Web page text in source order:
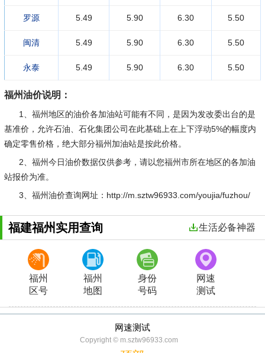
罗源 5.49 5.90 6.30 5.50
闽清 5.49 5.90 6.30 5.50
永泰 5.49 5.90 6.30 5.50
福州油价说明：
1、福州地区的油价各加油站可能有不同，是因为发改委出台的是
基准价，允许石油、石化集团公司在此基础上在上下浮动5%的幅度内
确定零售价格，绝大部分福州加油站是按此价格。
2、福州今日油价数据仅供参考，请以您福州市所在地区的各加油
站报价为准。
3、福州油价查询网址：http://m.sztw96933.com/youjia/fuzhou/
福建福州实用查询 生活必备神器
福州
区号
福州
地图
身份
号码
网速
测试
网速测试
Copyright © m.sztw96933.com